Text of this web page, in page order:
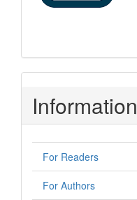
Information
For Readers
For Authors